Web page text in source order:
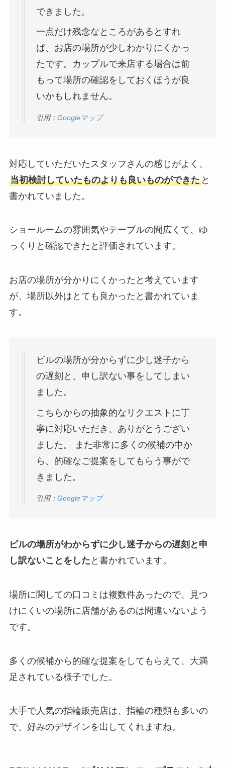
できました。
一点だけ残念なところがあるとすれ
ば、お店の場所が少しわかりにくかっ
たです。カップルで来店する場合は前
もって場所の確認をしておくほうが良
いかもしれません。
引用： Googleマップ
対応していただいたスタッフさんの感じがよく、
当初検討していたものよりも良いものができたと
書かれていました。
ショールームの雰囲気やテーブルの間広くて、ゆ
っくりと確認できたと評価されています。
お店の場所が分かりにくかったと考えています
が、場所以外はとても良かったと書かれていま
す。
ビルの場所が分からずに少し迷子から
の遅刻と、申し訳ない事をしてしまい
ました。
こちらからの抽象的なリクエストに丁
寧に対応いただき、ありがとうござい
ました。 また非常に多くの候補の中か
ら、的確なご提案をしてもらう事がで
きました。
引用： Googleマップ
ビルの場所がわからずに少し迷子からの遅刻と申
し訳ないことをした と書かれています。
場所に関しての口コミは複数件あったので、見つ
けにくいの場所に店舗があるのは間違いないよう
です。
多くの候補から的確な提案をしてもらえて、大満
足されている様子でした。
大手で人気の指輪販売店は、指輪の種類も多いの
で、好みのデザインを出してくれますね。